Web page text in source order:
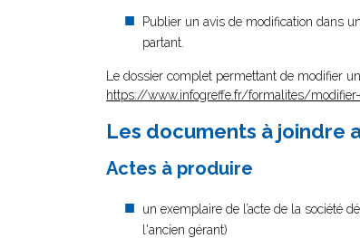
Publier un avis de modification dans
partant.
Le dossier complet permettant de modifier
https://www.infogreffe.fr/formalites/
Les documents à joindre
Actes à produire
un exemplaire de l’acte de la société
l'ancien gérant)